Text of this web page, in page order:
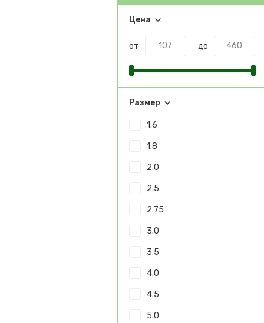
Цена
от до
Размер
1.6
1.8
2.0
2.5
2.75
3.0
3.5
4.0
4.5
5.0